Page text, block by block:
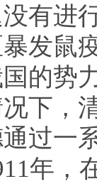
有进
发鼠
的势
下，
过一
年，